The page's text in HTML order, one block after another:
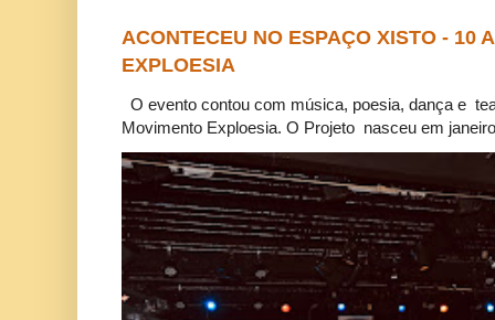
ACONTECEU NO ESPAÇO XISTO - 10
EXPLOESIA
O evento contou com música, poesia, dança e
Movimento Exploesia. O Projeto nasceu em